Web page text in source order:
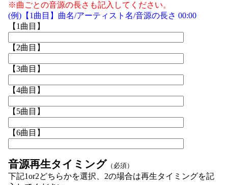
※曲ごとの音源の長さも記入してください。
(例)【1曲目】曲名/アーティスト名/音源の長さ 00:00
【1曲目】
【2曲目】
【3曲目】
【4曲目】
【5曲目】
【6曲目】
音源再生タイミング （必須）
下記1or2どちらかを選択、2の場合は再生タイミングを記